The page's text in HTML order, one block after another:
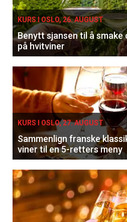
KURS I OSLO, 26. AUGUST
Benytt sjansen til å
på hvitviner
KURS I OSLO, 27. AUGUST
Sammenlign franske
viner til en 5-retters meny